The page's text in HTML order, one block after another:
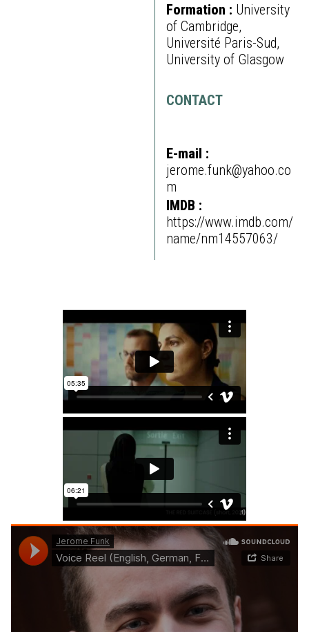
Formation : University
of Cambridge,
Université Paris-Sud,
University of Glasgow
CONTACT
E-mail :
jerome.funk@yahoo.co
m
IMDB :
https://www.imdb.com/
name/nm14557063/